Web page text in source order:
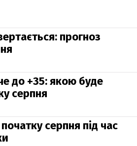
прогноз
до +35: якою буде
серпня
серпня під час